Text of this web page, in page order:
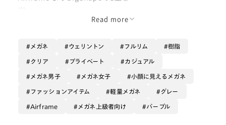
こちらはこの9月に一新された
Airframeならではの透明感ある発色で、
レンズの大きさの割には
眼鏡の存在感が控えめになる、
はずなのですが😌
こちらは、『肌色に馴染みすぎない
Read more
メガネ ウェリントン フルリム 樹脂
クリア プライベート カジュアル
メガネ男子 メガネ女子 小顔に見えるメガネ
ファッションアイテム 軽量メガネ グレー
Airframe メガネ上級者向け パープル